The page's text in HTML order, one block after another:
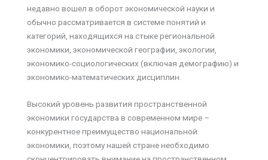
недавно вошел в оборот экономической науки и
обычно рассматривается в системе понятий и
категорий, находящихся на стыке региональной
экономики, экономической географии, экологии,
экономико-социологических (включая демографию) и
экономико-математических дисциплин.
Высокий уровень развития пространственной
экономики государства в современном мире –
конкурентное преимущество национальной
экономики, поэтому нашей стране необходимо